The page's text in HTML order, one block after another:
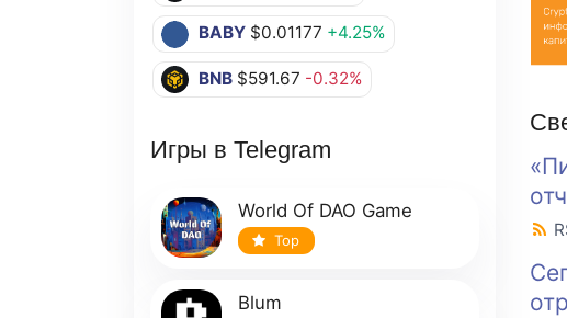
BABY $0.01177 +4.25%
BNB $591.67 -0.32%
Игры в Telegram
World Of DAO Game
Top
Blum